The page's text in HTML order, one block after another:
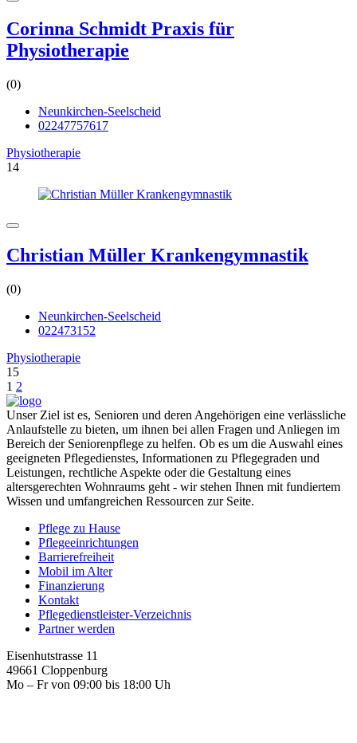
Corinna Schmidt Praxis für
Physiotherapie
(0)
Neunkirchen-Seelscheid
02247757617
Physiotherapie
14
Christian Müller Krankengymnastik
(0)
Neunkirchen-Seelscheid
022473152
Physiotherapie
15
1 2
Unser Ziel ist es, Senioren und deren Angehörigen eine verlässliche
Anlaufstelle zu bieten, um ihnen bei allen Fragen und Anliegen im
Bereich der Seniorenpflege zu helfen. Ob es um die Auswahl eines
geeigneten Pflegedienstes, Informationen zu Pflegegraden und
Leistungen, rechtliche Aspekte oder die Gestaltung eines
altersgerechten Wohnraums geht - wir stehen Ihnen mit fundiertem
Wissen und umfangreichen Ressourcen zur Seite.
Pflege zu Hause
Pflegeeinrichtungen
Barrierefreiheit
Mobil im Alter
Finanzierung
Kontakt
Pflegedienstleister-Verzeichnis
Partner werden
Eisenhutstrasse 11
49661 Cloppenburg
Mo – Fr von 09:00 bis 18:00 Uh